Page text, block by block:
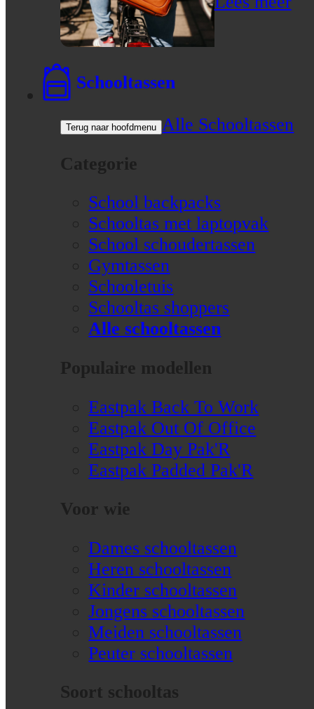
Schooltassen
Terug naar hoofdmenu Alle Schooltassen
Categorie
School backpacks
Schooltas met laptopvak
School schoudertassen
Gymtassen
Schooletuis
Schooltas shoppers
Alle schooltassen
Populaire modellen
Eastpak Back To Work
Eastpak Out Of Office
Eastpak Day Pak'R
Eastpak Padded Pak'R
Voor wie
Dames schooltassen
Heren schooltassen
Kinder schooltassen
Jongens schooltassen
Meiden schooltassen
Peuter schooltassen
Soort schooltas